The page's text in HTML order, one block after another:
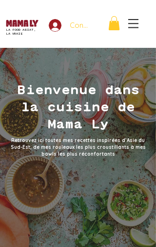
LA FOOD ASIAT,
LA VRAIE
Connexion
Bienvenue dans
la cuisine de
Mama Ly
Retrouvez ici toutes mes recettes inspirées d’Asie du
Sud-Est, de mes rouleaux les plus croustillants à mes
bowls les plus réconfortants